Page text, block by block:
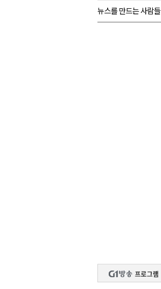
뉴스를 만드는 사람들